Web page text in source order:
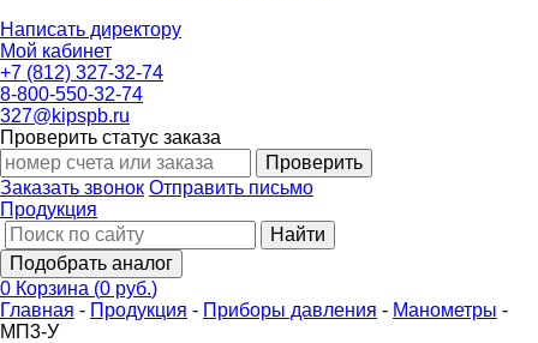
Написать директору
Мой кабинет
+7 (812) 327-32-74
8-800-550-32-74
327@kipspb.ru
Проверить статус заказа
Проверить
Заказать звонок Отправить письмо
Продукция
Найти
Подобрать аналог
0 Корзина (0 руб.)
Главная - Продукция - Приборы давления - Манометры -
МП3-У